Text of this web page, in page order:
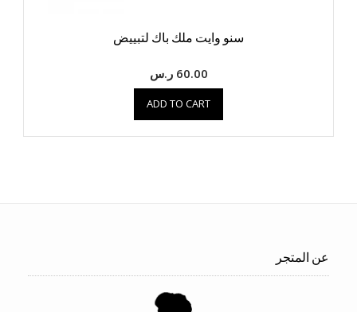
سنو وايت ملك باك لتبييض
60.00 ر.س
ADD TO CART
عن المتجر